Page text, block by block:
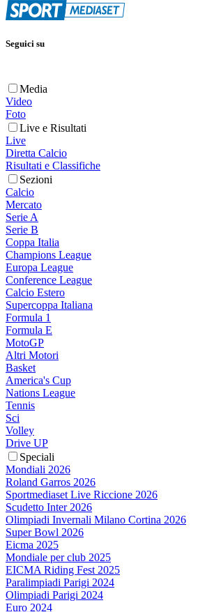
Seguici su
Media
Video
Foto
Live e Risultati
Live
Diretta Calcio
Risultati e Classifiche
Sezioni
Calcio
Mercato
Serie A
Serie B
Coppa Italia
Champions League
Europa League
Conference League
Calcio Estero
Supercoppa Italiana
Formula 1
Formula E
MotoGP
Altri Motori
Basket
America's Cup
Nations League
Tennis
Sci
Volley
Drive UP
Speciali
Mondiali 2026
Roland Garros 2026
Sportmediaset Live Riccione 2026
Scudetto Inter 2026
Olimpiadi Invernali Milano Cortina 2026
Super Bowl 2026
Eicma 2025
Mondiale per club 2025
EICMA Riding Fest 2025
Paralimpiadi Parigi 2024
Olimpiadi Parigi 2024
Euro 2024